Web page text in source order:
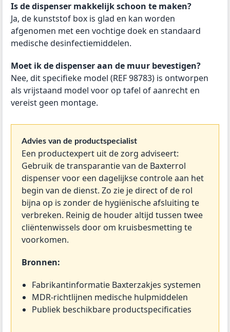
Is de dispenser makkelijk schoon te maken?
Ja, de kunststof box is glad en kan worden
afgenomen met een vochtige doek en standaard
medische desinfectiemiddelen.
Moet ik de dispenser aan de muur bevestigen?
Nee, dit specifieke model (REF 98783) is ontworpen
als vrijstaand model voor op tafel of aanrecht en
vereist geen montage.
Advies van de productspecialist
Een productexpert uit de zorg adviseert:
Gebruik de transparantie van de Baxterrol
dispenser voor een dagelijkse controle aan het
begin van de dienst. Zo zie je direct of de rol
bijna op is zonder de hygiënische afsluiting te
verbreken. Reinig de houder altijd tussen twee
cliëntenwissels door om kruisbesmetting te
voorkomen.
Bronnen:
Fabrikantinformatie Baxterzakjes systemen
MDR-richtlijnen medische hulpmiddelen
Publiek beschikbare productspecificaties